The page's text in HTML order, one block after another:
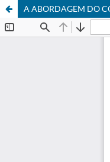
A ABORDAGEM DO